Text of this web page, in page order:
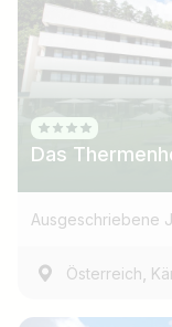
Das
Ausgeschriebene
Österreich,